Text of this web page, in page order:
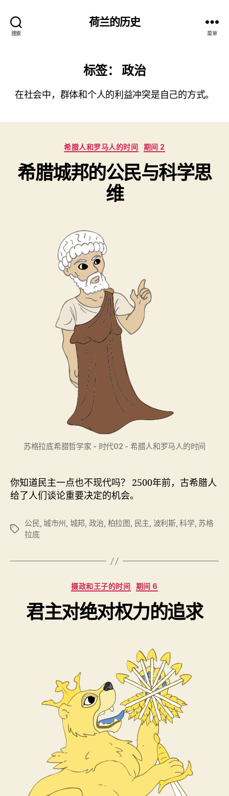
搜索
荷兰的历史
菜单
标签：政治
在社会中，群体和个人的利益冲突是自己的方式。
分
希腊人和罗马人的时间 期间 2
希腊城邦的公民与科学思
维
苏格拉底希腊哲学家 - 时代02 - 希腊人和罗马人的时间
你知道民主一点也不现代吗？ 2500年前，古希腊人
给了人们谈论重要决定的机会。
标
公民, 城市州 , 城邦, 政治, 柏拉图, 民主, 波利斯,科学, 苏格
拉底
分
摄政和王子的时间 期间 6
君主对绝对权力的追求